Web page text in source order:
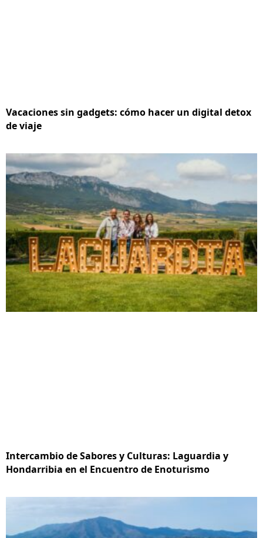
Vacaciones sin gadgets: cómo hacer un digital detox
de viaje
Intercambio de Sabores y Culturas: Laguardia y
Hondarribia en el Encuentro de Enoturismo